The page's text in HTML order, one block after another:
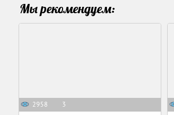
Мы рекомендуем:
2958 3